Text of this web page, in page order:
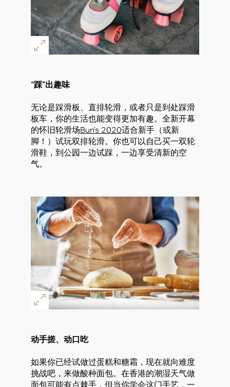
“踩”出趣味
无论是踩滑板、直排轮滑，或者只是到处踩滑
板车，你的生活也能变得更加有趣。全新开幕
的怀旧轮滑场Bun’s 2020适合新手（或新
脚！）试玩双排轮滑。你也可以自己买一双轮
滑鞋，到公园一边试踩，一边享受清新的空
气。
动手搓、动口吃
如果你已经试做过蛋糕和糖霜，现在就向难度
挑战吧，来做酸种面包。在香港的潮湿天气做
面包可能有点棘手，但当你学会这门手艺，一